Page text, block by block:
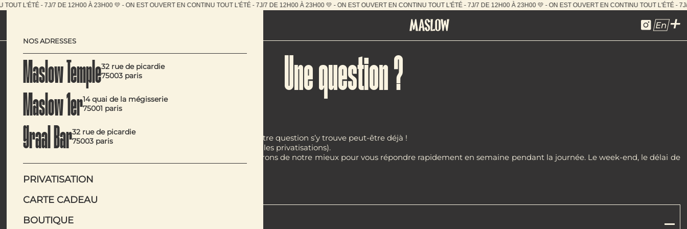
NOS ADRESSES
Maslow Temple32 rue de picardie
75003 paris
Maslow 1er14 quai de la mégisserie
75001 paris
Graal Bar32 rue de picardie
75003 paris
PRIVATISATION
CARTE CADEAU
BOUTIQUE
En
Une question ?
Avant de nous écrire, jetez un coup d’œil ci-dessous, la réponse à votre question s’y trouve peut-être déjà !
Pour les réservations, nous ne les prenons pas par e-mail (sauf pour les privatisations).
Si vous ne trouvez pas l’info, n’hésitez pas à nous contacter. Nous ferons de notre mieux pour vous répondre rapidement en semaine pendant la journée. Le week-end, le délai de
réponse peut être un peu plus long.
RÉSERVER UNE TABLE